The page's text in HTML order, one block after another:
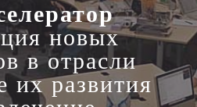
новых
в отрасли
их развития